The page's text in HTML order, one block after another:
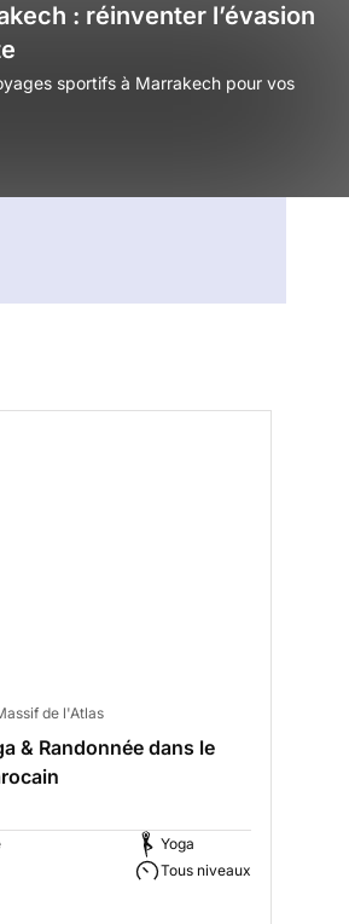
: réinventer l’évasion
sportifs à Marrakech pour vos
de l'Atlas
& Randonnée dans le
Yoga
Tous niveaux